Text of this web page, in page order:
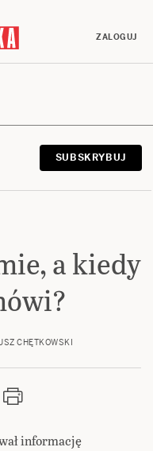
ZALOGUJ
SUBSKRYBUJ
a kiedy
CHĘTKOWSKI
informację